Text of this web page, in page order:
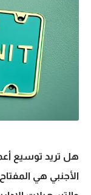
هل تريد توسيع
الأجنبي هي